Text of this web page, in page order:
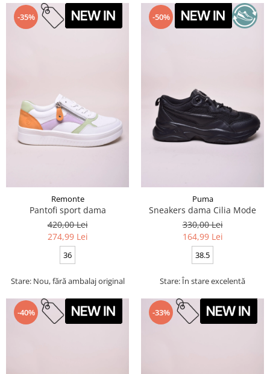
-35%
Remonte
Pantofi sport dama
420,00 Lei
274,99 Lei
36
Stare: Nou, fără ambalaj original
-50%
Puma
Sneakers dama Cilia Mode
330,00 Lei
164,99 Lei
38.5
Stare: În stare excelentă
-40% -33%